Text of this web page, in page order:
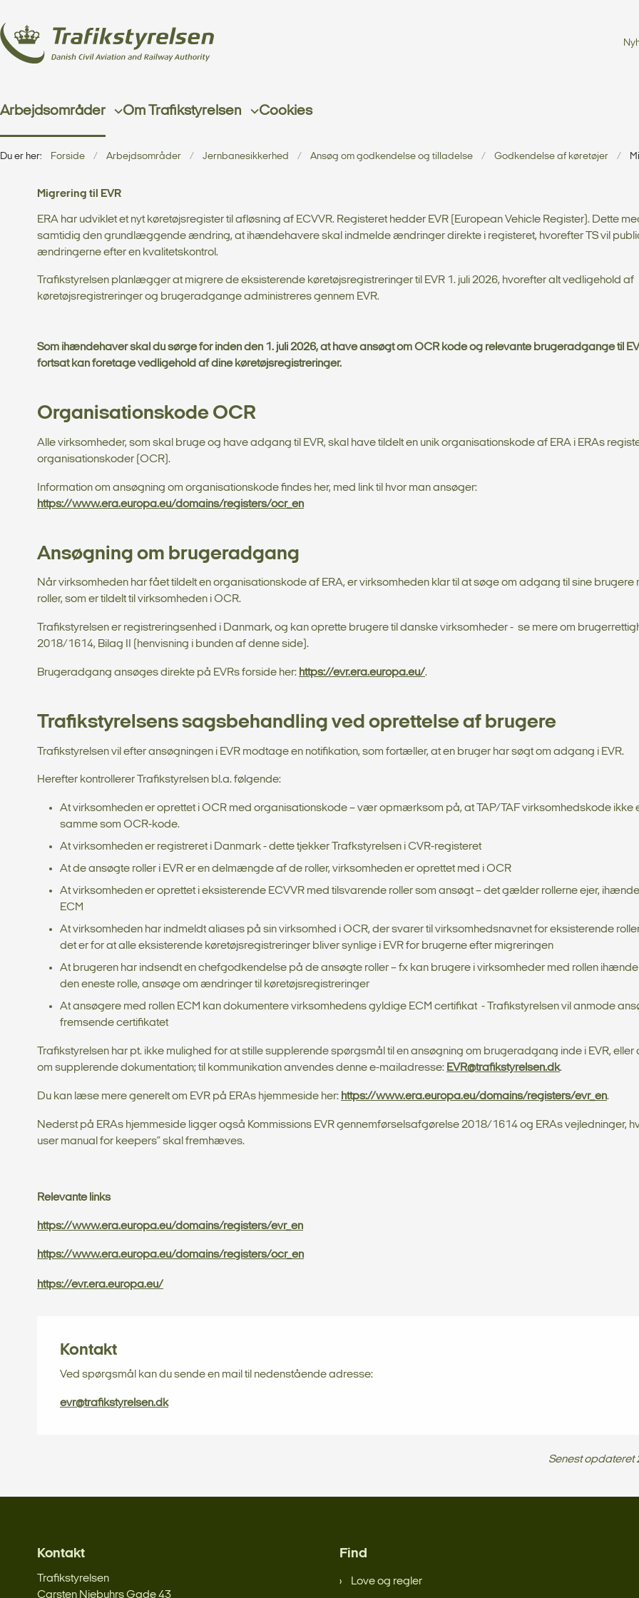
Arbejdsområder Om Trafikstyrelsen Cookies
Du er her: Forside Arbejdsområder Jernbanesikkerhed Ansøg om godkendelse og tilladelse Godkendelse af køretøjer
Migrering til EVR
ERA har udviklet et nyt køretøjsregister til afløsning af ECVVR. Registeret hedder EVR (European Vehicle Register). Dette
samtidig den grundlæggende ændring, at ihændehavere skal indmelde ændringer direkte i registeret, hvorefter TS vil
ændringerne efter en kvalitetskontrol.
Trafikstyrelsen planlægger at migrere de eksisterende køretøjsregistreringer til EVR 1. juli 2026, hvorefter alt vedligehold af
køretøjsregistreringer og brugeradgange administreres gennem EVR.
Som ihændehaver skal du sørge for inden den 1. juli 2026, at have ansøgt om OCR kode og relevante brugeradgange til
fortsat kan foretage vedligehold af dine køretøjsregistreringer.
Organisationskode OCR
Alle virksomheder, som skal bruge og have adgang til EVR, skal have tildelt en unik organisationskode af ERA i ERAs
organisationskoder (OCR).
Information om ansøgning om organisationskode findes her, med link til hvor man ansøger:
https://www.era.europa.eu/domains/registers/ocr_en
Ansøgning om brugeradgang
Når virksomheden har fået tildelt en organisationskode af ERA, er virksomheden klar til at søge om adgang til sine brugere
roller, som er tildelt til virksomheden i OCR.
Trafikstyrelsen er registreringsenhed i Danmark, og kan oprette brugere til danske virksomheder - se mere om
2018/1614, Bilag II (henvisning i bunden af denne side).
Brugeradgang ansøges direkte på EVRs forside her: https://evr.era.europa.eu/.
Trafikstyrelsens sagsbehandling ved oprettelse af brugere
Trafikstyrelsen vil efter ansøgningen i EVR modtage en notifikation, som fortæller, at en bruger har søgt om adgang i EVR.
Herefter kontrollerer Trafikstyrelsen bl.a. følgende:
At virksomheden er oprettet i OCR med organisationskode – vær opmærksom på, at TAP/TAF virksomhedskode ikke
samme som OCR-kode.
At virksomheden er registreret i Danmark - dette tjekker Trafkstyrelsen i CVR-registeret
At de ansøgte roller i EVR er en delmængde af de roller, virksomheden er oprettet med i OCR
At virksomheden er oprettet i eksisterende ECVVR med tilsvarende roller som ansøgt – det gælder rollerne ejer,
ECM
At virksomheden har indmeldt aliases på sin virksomhed i OCR, der svarer til virksomhedsnavnet for eksisterende roller
det er for at alle eksisterende køretøjsregistreringer bliver synlige i EVR for brugerne efter migreringen
At brugeren har indsendt en chefgodkendelse på de ansøgte roller – fx kan brugere i virksomheder med rollen
den eneste rolle, ansøge om ændringer til køretøjsregistreringer
At ansøgere med rollen ECM kan dokumentere virksomhedens gyldige ECM certifikat - Trafikstyrelsen vil anmode
fremsende certifikatet
Trafikstyrelsen har pt. ikke mulighed for at stille supplerende spørgsmål til en ansøgning om brugeradgang inde i EVR, eller
om supplerende dokumentation; til kommunikation anvendes denne e-mailadresse: EVR@trafikstyrelsen.dk.
Du kan læse mere generelt om EVR på ERAs hjemmeside her: https://www.era.europa.eu/domains/registers/evr_en.
Nederst på ERAs hjemmeside ligger også Kommissions EVR gennemførselsafgørelse 2018/1614 og ERAs vejledninger,
user manual for keepers” skal fremhæves.
Relevante links
https://www.era.europa.eu/domains/registers/evr_en
https://www.era.europa.eu/domains/registers/ocr_en
https://evr.era.europa.eu/
Kontakt
Ved spørgsmål kan du sende en mail til nedenstående adresse:
evr@trafikstyrelsen.dk
Senest opdateret
Kontakt
Trafikstyrelsen
Carsten Niebuhrs Gade 43
Find
Love og regler